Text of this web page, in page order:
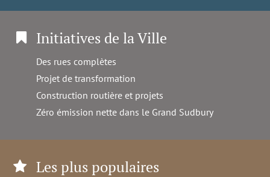
Initiatives de la Ville
Des rues complètes
Projet de transformation
Construction routière et projets
Zéro émission nette dans le Grand Sudbury
Les plus populaires